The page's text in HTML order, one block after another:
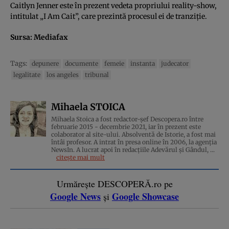
Caitlyn Jenner este în prezent vedeta propriului reality-show,
intitulat „I Am Cait”, care prezintă procesul ei de tranziţie.
Sursa: Mediafax
Tags: depunere documente femeie instanta
judecator
legalitate
los angeles tribunal
Mihaela STOICA
Mihaela Stoica a fost redactor-șef Descopera.ro între
februarie 2015 - decembrie 2021, iar în prezent este
colaborator al site-ului. Absolventă de Istorie, a fost mai
întâi profesor. A intrat în presa online în 2006, la agenţia
NewsIn. A lucrat apoi în redacţiile Adevărul şi Gândul, ...
citește mai mult
Urmărește DESCOPERĂ.ro pe
Google News și Google Showcase